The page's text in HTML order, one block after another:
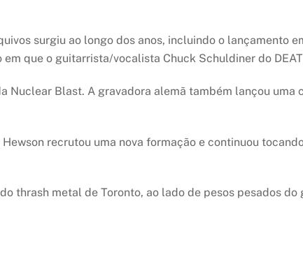
surgiu ao longo dos anos, incluindo o lançamento
que o guitarrista/vocalista Chuck Schuldiner do
Nuclear Blast. A gravadora alemã também lançou uma
recrutou uma nova formação e continuou
thrash metal de Toronto, ao lado de pesos pesados do